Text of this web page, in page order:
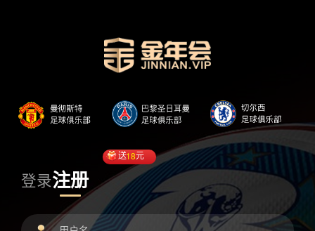
登录注册
送18元